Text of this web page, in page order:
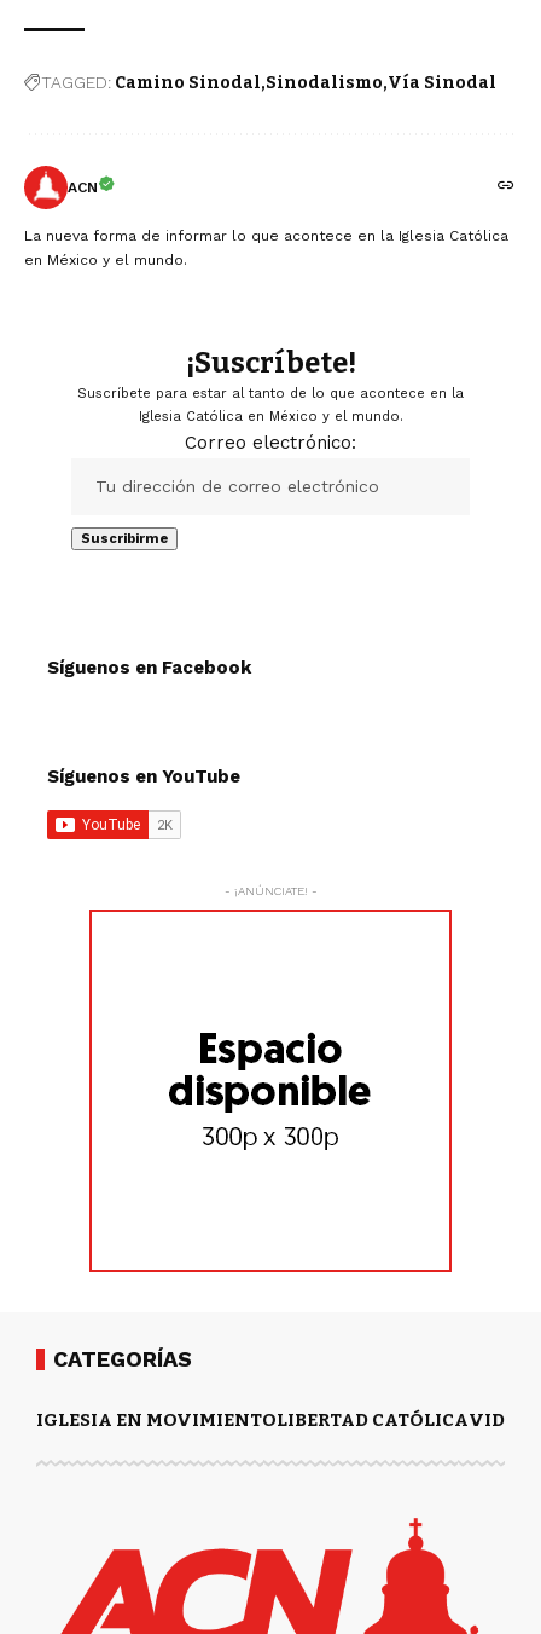
TAGGED: Camino Sinodal Sinodalismo Vía Sinodal
ACN
La nueva forma de informar lo que acontece en la Iglesia Católica
en México y el mundo.
¡Suscríbete!
Suscríbete para estar al tanto de lo que acontece en la
Iglesia Católica en México y el mundo.
Correo electrónico:
Síguenos en Facebook
Síguenos en YouTube
- ¡ANÚNCIATE! -
CATEGORÍAS
IGLESIA EN MOVIMIENTOLIBERTAD CATÓLICAVIDA